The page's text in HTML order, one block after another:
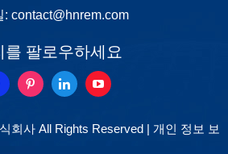
: contact@hnrem.com
를 팔로우하세요
회사 All Rights Reserved | 개인 정보 보